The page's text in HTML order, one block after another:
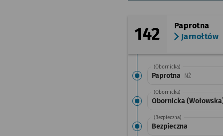
142
Paprotna
Jarnołtów
(Obornicka)
Paprotna NŻPrzystanek
(Obornicka)
Obornicka
(Bezpieczna)
Bezpieczna